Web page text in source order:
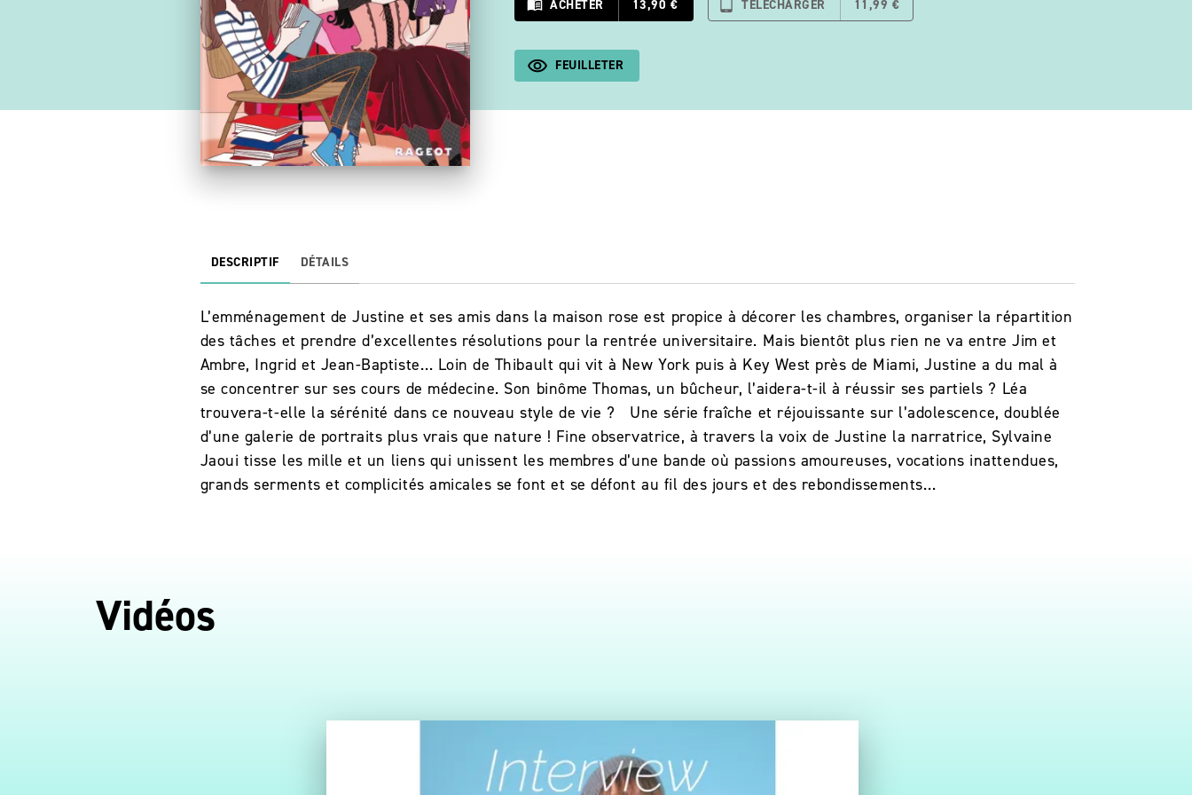
menu_book ACHETER 13,90 € tablet_android TÉLÉCHARGER 11,99 €
FEUILLETER
DESCRIPTIF DÉTAILS
L’emménagement de Justine et ses amis dans la maison rose est propice à décorer les chambres, organiser la répartition
des tâches et prendre d’excellentes résolutions pour la rentrée universitaire. Mais bientôt plus rien ne va entre Jim et
Ambre, Ingrid et Jean-Baptiste… Loin de Thibault qui vit à New York puis à Key West près de Miami, Justine a du mal à
se concentrer sur ses cours de médecine. Son binôme Thomas, un bûcheur, l’aidera-t-il à réussir ses partiels ? Léa
trouvera-t-elle la sérénité dans ce nouveau style de vie ? Une série fraîche et réjouissante sur l’adolescence, doublée
d’une galerie de portraits plus vrais que nature ! Fine observatrice, à travers la voix de Justine la narratrice, Sylvaine
Jaoui tisse les mille et un liens qui unissent les membres d’une bande où passions amoureuses, vocations inattendues,
grands serments et complicités amicales se font et se défont au fil des jours et des rebondissements…
Vidéos